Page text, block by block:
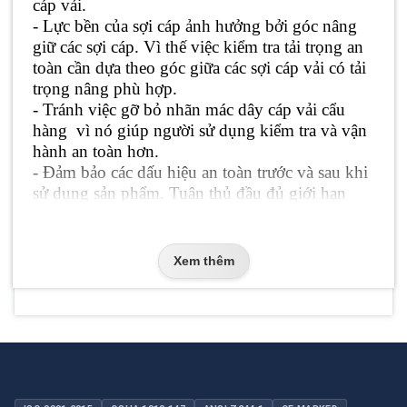
cáp vải.
- Lực bền của sợi cáp ảnh hưởng bởi góc nâng
giữ các sợi cáp. Vì thế việc kiểm tra tải trọng an
toàn cần dựa theo góc giữa các sợi cáp vải có tải
trọng nâng phù hợp.
- Tránh việc gỡ bỏ nhãn mác dây cáp vải cẩu
hàng vì nó giúp người sử dụng kiểm tra và vận
hành an toàn hơn.
- Đảm bảo các dấu hiệu an toàn trước và sau khi
sử dụng sản phẩm. Tuân thủ đầu đủ giới hạn
không quá 100 độ C. Nếu để hàng hóa quá
nhiệt độ trên thì cần có thiết bị bảo hộ phù hợp
- Khi sợi vải dính hóa chất như axit hay kiềm,
người sử dụng cần nhanh chóng khắc phục bằng
Xem thêm